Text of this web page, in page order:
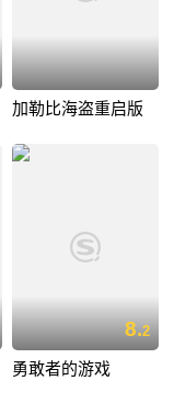
加勒比海盗重启版
8.2
勇敢者的游戏